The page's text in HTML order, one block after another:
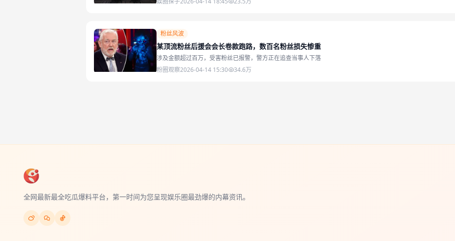
粉丝风波
某顶流粉丝后援会会长卷款跑路，数百名粉丝损失惨重
涉及金额超过百万，受害粉丝已报警，警方正在追查当事人下落
粉圈观察2026-04-14 15:30 34.6万
全网最新最全吃瓜爆料平台，第一时间为您呈现娱乐圈最劲爆的内幕资讯。